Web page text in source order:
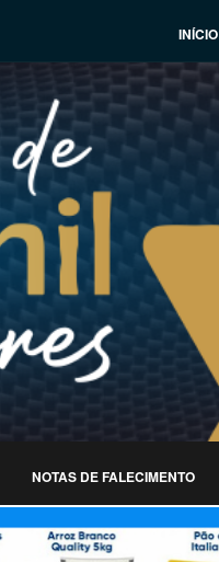
INÍCIO
NOTAS DE FALECIMENTO